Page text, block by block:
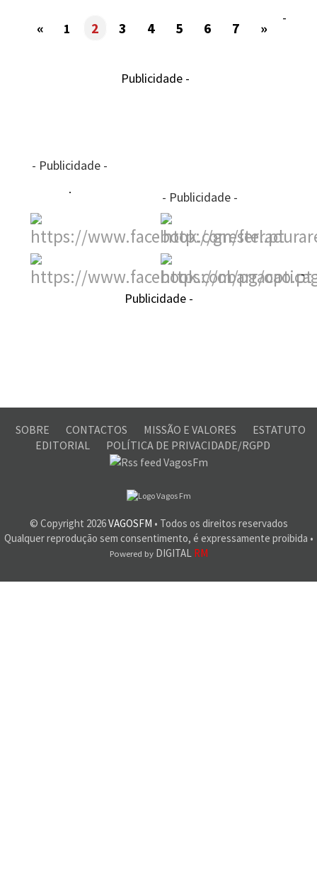
« 1 2 3 4 5 6 7 »
-
Publicidade -
- Publicidade -
- Publicidade -
-
Publicidade -
SOBRE CONTACTOS MISSÃO E VALORES
ESTATUTO
EDITORIAL
POLÍTICA DE PRIVACIDADE/RGPD
© Copyright 2026VAGOSFM • Todos os direitos reservados
Qualquer reprodução sem consentimento, é expressamente proibida •
Powered byDIGITAL RM